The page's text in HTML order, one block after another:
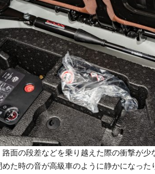
面の段差などを乗り越えた際の衝撃が少
めた時の音が高級車のように静かになった